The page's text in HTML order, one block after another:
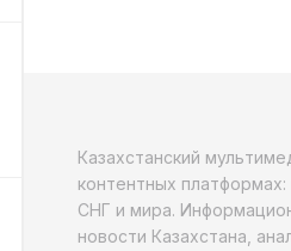
Казахстанский
контентных
СНГ и мира.
новости Казахстана,